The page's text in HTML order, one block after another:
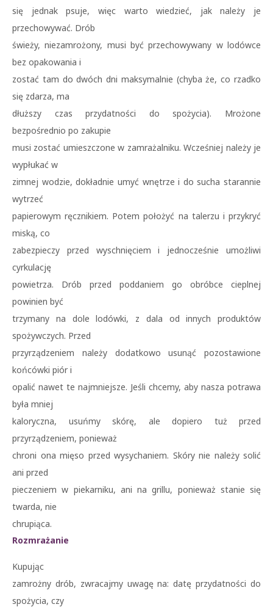
się jednak psuje, więc warto wiedzieć, jak należy je
przechowywać. Drób
świeży, niezamrożony, musi być przechowywany w lodówce
bez opakowania i
zostać tam do dwóch dni maksymalnie (chyba że, co rzadko
się zdarza, ma
dłuższy czas przydatności do spożycia). Mrożone
bezpośrednio po zakupie
musi zostać umieszczone w zamrażalniku. Wcześniej należy je
wypłukać w
zimnej wodzie, dokładnie umyć wnętrze i do sucha starannie
wytrzeć
papierowym ręcznikiem. Potem położyć na talerzu i przykryć
miską, co
zabezpieczy przed wyschnięciem i jednocześnie umożliwi
cyrkulację
powietrza. Drób przed poddaniem go obróbce cieplnej
powinien być
trzymany na dole lodówki, z dala od innych produktów
spożywczych. Przed
przyrządzeniem należy dodatkowo usunąć pozostawione
końcówki piór i
opalić nawet te najmniejsze. Jeśli chcemy, aby nasza potrawa
była mniej
kaloryczna, usuńmy skórę, ale dopiero tuż przed
przyrządzeniem, ponieważ
chroni ona mięso przed wysychaniem. Skóry nie należy solić
ani przed
pieczeniem w piekarniku, ani na grillu, ponieważ stanie się
twarda, nie
chrupiąca.
Rozmrażanie
Kupując
zamrożny drób, zwracajmy uwagę na: datę przydatności do
spożycia, czy